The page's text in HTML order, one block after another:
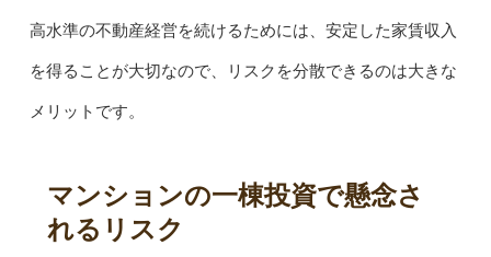
高水準の不動産経営を続けるためには、安定した家賃収入
を得ることが大切なので、リスクを分散できるのは大きな
メリットです。
マンションの一棟投資で懸念さ
れるリスク